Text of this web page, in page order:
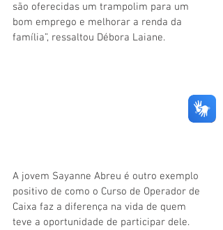
são oferecidas um trampolim para um
bom emprego e melhorar a renda da
família”, ressaltou Débora Laiane.
A jovem Sayanne Abreu é outro exemplo
positivo de como o Curso de Operador de
Caixa faz a diferença na vida de quem
teve a oportunidade de participar dele.